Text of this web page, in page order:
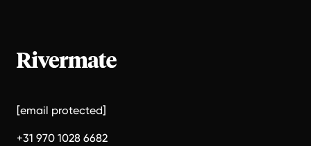
[email protected]
+31 970 1028 6682